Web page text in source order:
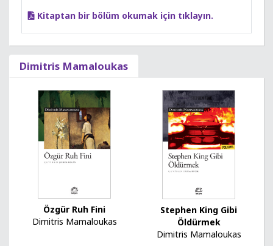
Kitaptan bir bölüm okumak için tıklayın.
Dimitris Mamaloukas
Özgür Ruh Fini
Dimitris Mamaloukas
Stephen King Gibi
Öldürmek
Dimitris Mamaloukas